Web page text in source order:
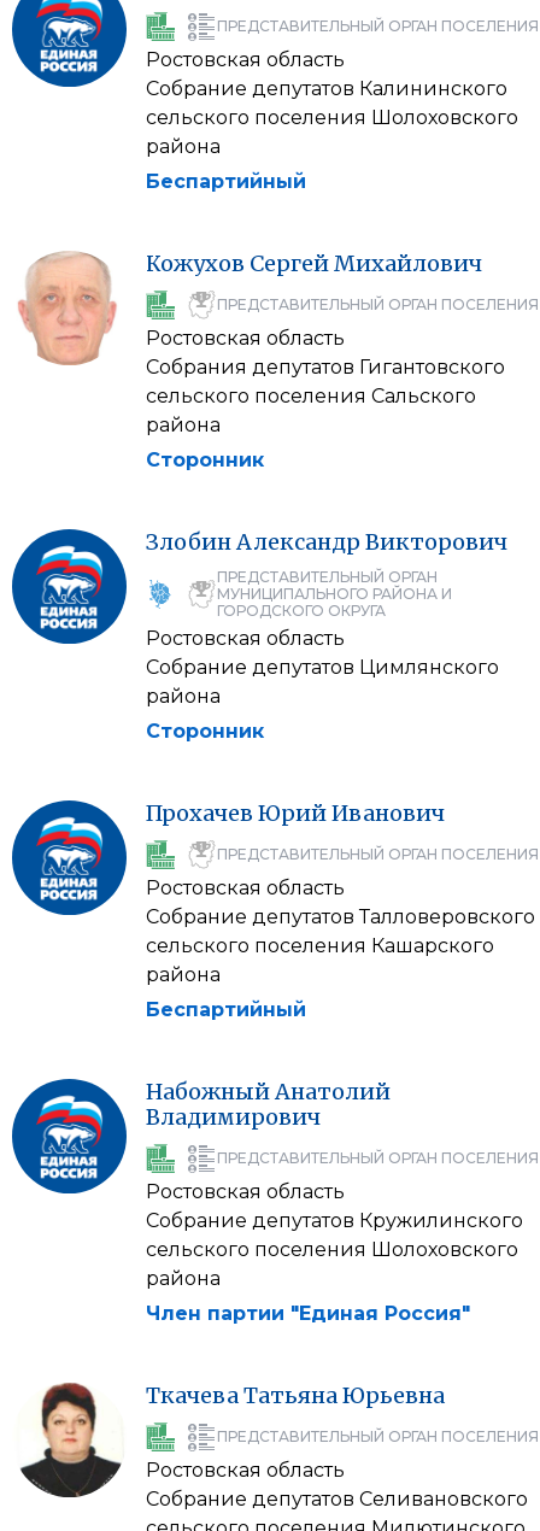
ПРЕДСТАВИТЕЛЬНЫЙ ОРГАН ПОСЕЛЕНИЯ
Ростовская область
Собрание депутатов Калининского
сельского поселения Шолоховского
района
Беспартийный
Кожухов СергейМихайлович
ПРЕДСТАВИТЕЛЬНЫЙ ОРГАН ПОСЕЛЕНИЯ
Ростовская область
Собрания депутатов Гигантовского
сельского поселения Сальского
района
Сторонник
ЗлобинАлександр Викторович
ПРЕДСТАВИТЕЛЬНЫЙ ОРГАН
МУНИЦИПАЛЬНОГО РАЙОНА И
ГОРОДСКОГО ОКРУГА
Ростовская область
Собрание депутатов Цимлянского
района
Сторонник
Прохачев ЮрийИванович
ПРЕДСТАВИТЕЛЬНЫЙ ОРГАН ПОСЕЛЕНИЯ
Ростовская область
Собрание депутатов Талловеровского
сельского поселения Кашарского
района
Беспартийный
НабожныйАнатолий
Владимирович
ПРЕДСТАВИТЕЛЬНЫЙ ОРГАН ПОСЕЛЕНИЯ
Ростовская область
Собрание депутатов Кружилинского
сельского поселения Шолоховского
района
Член партии "Единая Россия"
ТкачеваТатьянаЮрьевна
ПРЕДСТАВИТЕЛЬНЫЙ ОРГАН ПОСЕЛЕНИЯ
Ростовская область
Собрание депутатов Селивановского